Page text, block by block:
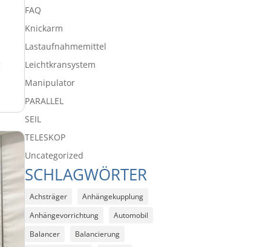
FAQ
Knickarm
Lastaufnahmemittel
Leichtkransystem
Manipulator
PARALLEL
SEIL
TELESKOP
Uncategorized
SCHLAGWÖRTER
Achsträger
Anhängekupplung
Anhängevorrichtung
Automobil
Balancer
Balancierung